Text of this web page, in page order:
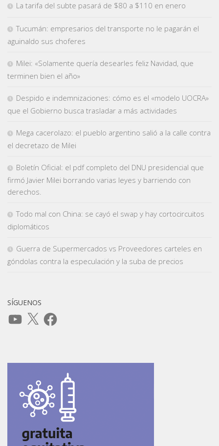
La tarifa del subte pasará de $80 a $110 en enero
Tucumán: empresarios del transporte no le pagarán el
aguinaldo sus choferes
Milei: «Solamente quería desearles feliz Navidad, que
terminen bien el año»
Despido e indemnizaciones: cómo es el «modelo UOCRA»
que el Gobierno busca trasladar a más actividades
Mega cacerolazo: el pueblo argentino salió a la calle contra
el decretazo de Milei
Boletín Oficial: el pdf completo del DNU presidencial que
firmó Javier Milei borrando varias leyes y barriendo con
derechos.
Todo mal con China: se cayó el swap y hay cortocircuitos
diplomáticos
Guerra de Supermercados vs Proveedores carteles en
góndolas contra la especulación y la suba de precios
SÍGUENOS
YouTube
X Facebook